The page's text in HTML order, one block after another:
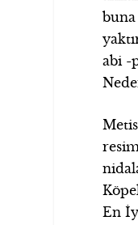
abi -
En